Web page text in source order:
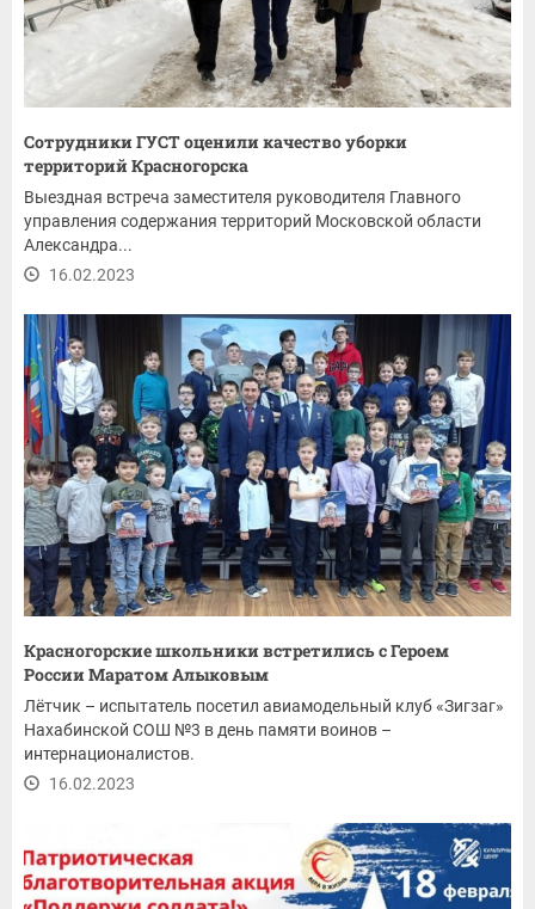
Сотрудники ГУСТ оценили качество уборки
территорий Красногорска
Выездная встреча заместителя руководителя Главного
управления содержания территорий Московской области
Александра...
16.02.2023
Красногорские школьники встретились с Героем
России Маратом Алыковым
Лётчик – испытатель посетил авиамодельный клуб «Зигзаг»
Нахабинской СОШ №3 в день памяти воинов –
интернационалистов.
16.02.2023